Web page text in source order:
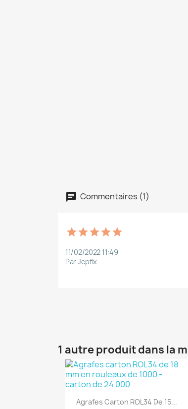
Commentaires (1)
11/02/2022 11:49
Par Jepfix
1 autre produit dans la
Aperçu rapide
Agrafes Carton ROL34 De 15...